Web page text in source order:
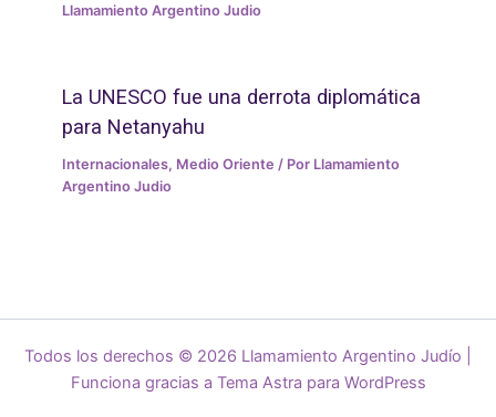
Llamamiento Argentino Judio
La UNESCO fue una derrota diplomática
para Netanyahu
Internacionales, Medio Oriente / Por Llamamiento
Argentino Judio
Todos los derechos © 2026 Llamamiento Argentino Judío |
Funciona gracias a Tema Astra para WordPress